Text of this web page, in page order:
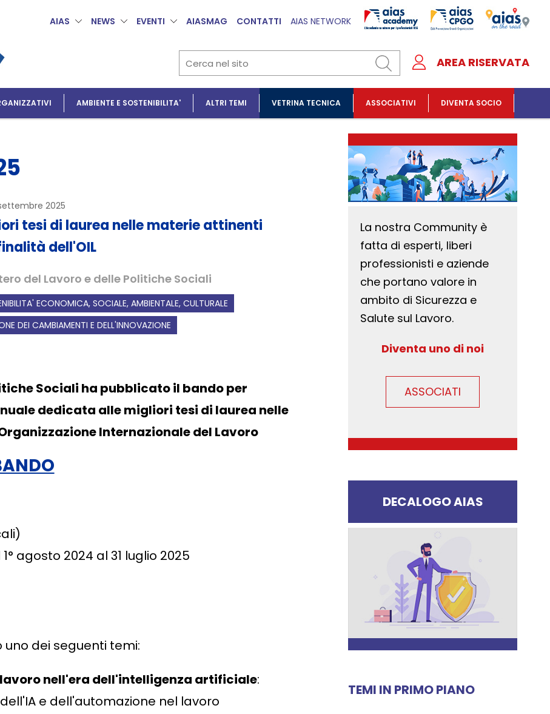
AIAS NEWS EVENTI AIASMAG CONTATTI AIAS NETWORK
AREA RISERVATA
AMBIENTE E SOSTENIBILITA' ALTRI TEMI VETRINA TECNICA ASSOCIATIVI DIVENTA SOCIO
2025
tesi di laurea nelle materie attinenti
dell'OIL
del Lavoro e delle Politiche Sociali
ECONOMICA, SOCIALE, AMBIENTALE, CULTURALE
DEI CAMBIAMENTI E DELL'INNOVAZIONE
Sociali ha pubblicato il bando per
dedicata alle migliori tesi di laurea nelle
Internazionale del Lavoro
agosto 2024 al 31 luglio 2025
dei seguenti temi:
nell'era dell'intelligenza artificiale:
e dell'automazione nel lavoro
La nostra Community è
fatta di esperti, liberi
professionisti e aziende
che portano valore in
ambito di Sicurezza e
Salute sul Lavoro.
Diventa uno di noi
ASSOCIATI
DECALOGO AIAS
TEMI IN PRIMO PIANO